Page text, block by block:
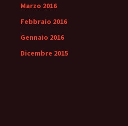
Marzo 2016
Febbraio 2016
Gennaio 2016
Dicembre 2015